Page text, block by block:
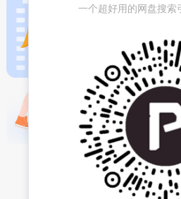
一个超好用的网盘搜索